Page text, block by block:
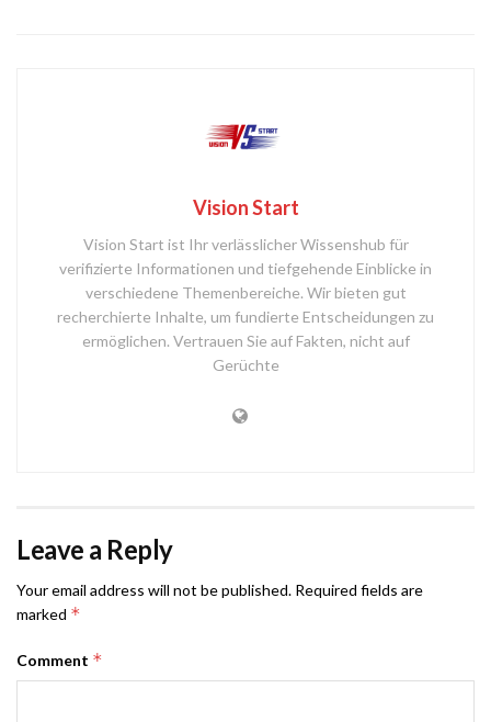
Vision Start
Vision Start ist Ihr verlässlicher Wissenshub für
verifizierte Informationen und tiefgehende Einblicke in
verschiedene Themenbereiche. Wir bieten gut
recherchierte Inhalte, um fundierte Entscheidungen zu
ermöglichen. Vertrauen Sie auf Fakten, nicht auf
Gerüchte
Leave a Reply
Your email address will not be published. Required fields are
marked *
Comment *